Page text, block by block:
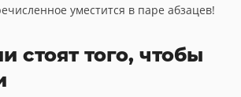
уместится в паре абзацев!
стоят того, чтобы